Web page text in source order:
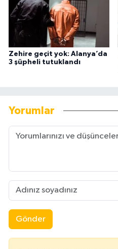
Zehire geçit yok: Alanya’da
3 şüpheli tutuklandı
Yorumlar
Gönder